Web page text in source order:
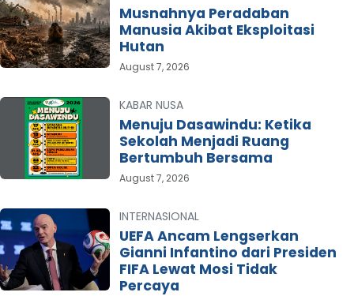
Musnahnya Peradaban
Manusia Akibat Eksploitasi
Hutan
August 7, 2026
KABAR NUSA
Menuju Dasawindu: Ketika
Sekolah Menjadi Ruang
Bertumbuh Bersama
August 7, 2026
INTERNASIONAL
UEFA Ancam Lengserkan
Gianni Infantino dari Presiden
FIFA Lewat Mosi Tidak
Percaya